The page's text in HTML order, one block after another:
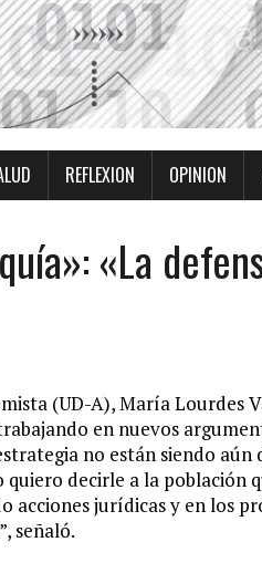
REFLEXION OPINION
«La
(UD-A), María Lourdes
en nuevos
no están siendo aún
decirle a la población
acciones jurídicas y en los
señaló.